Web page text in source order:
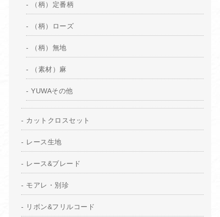
（柄）定番柄
（柄）ローズ
（柄）無地
（素材）麻
YUWAその他
カットクロスセット
レース生地
レース&ブレード
モアレ・別珍
リボン&フリルコード